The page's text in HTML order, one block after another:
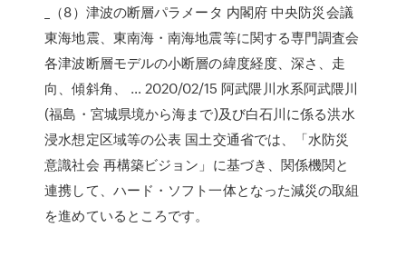
_（8）津波の断層パラメータ 内閣府 中央防災会議
東海地震、東南海・南海地震等に関する専門調査会
各津波断層モデルの小断層の緯度経度、深さ、走
向、傾斜角、 … 2020/02/15 阿武隈川水系阿武隈川
(福島・宮城県境から海まで)及び白石川に係る洪水
浸水想定区域等の公表 国土交通省では、「水防災
意識社会 再構築ビジョン」に基づき、関係機関と
連携して、ハード・ソフト一体となった減災の取組
を進めているところです。